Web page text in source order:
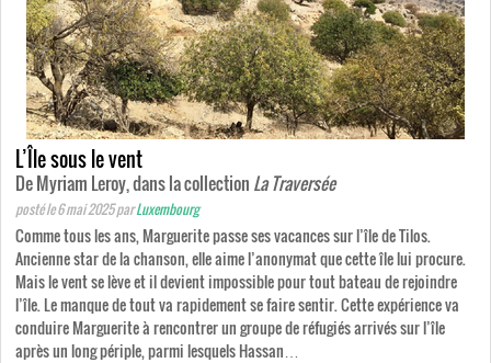
L’Île sous le vent
De Myriam Leroy, dans la collection La Traversée
posté le 6 mai 2025parLuxembourg
Comme tous les ans, Marguerite passe ses vacances sur l’île de Tilos.
Ancienne star de la chanson, elle aime l’anonymat que cette île lui procure.
Mais le vent se lève et il devient impossible pour tout bateau de rejoindre
l’île. Le manque de tout va rapidement se faire sentir. Cette expérience va
conduire Marguerite à rencontrer un groupe de réfugiés arrivés sur l’île
après un long périple, parmi lesquels Hassan…